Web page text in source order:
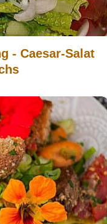
- Caesar-Salat